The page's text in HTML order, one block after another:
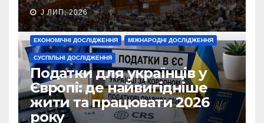
J ЛИП, 2026
ЕКОНОМІЧНІ ДОСЛІДЖЕННЯ МІЖНАРОДНІ ДОСЛІДЖЕННЯ
СУСПІЛЬНІ ДОСЛІДЖЕННЯ
Податки для українців у
Європі: де найвигідніше
жити та працювати 2026
року